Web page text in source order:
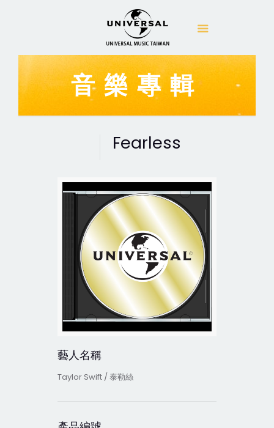
音樂專輯
Fearless
藝人名稱
Taylor Swift / 泰勒絲